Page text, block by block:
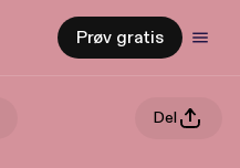
Prøv gratis
Del